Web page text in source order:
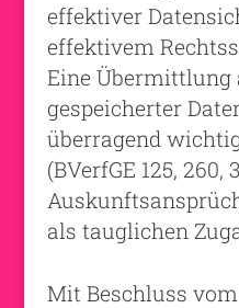
effektiver
effektivem
Eine Übermittlung
gespeicherter
überragend
(BVerfGE 125,
als tauglichen
Mit Beschluss vom